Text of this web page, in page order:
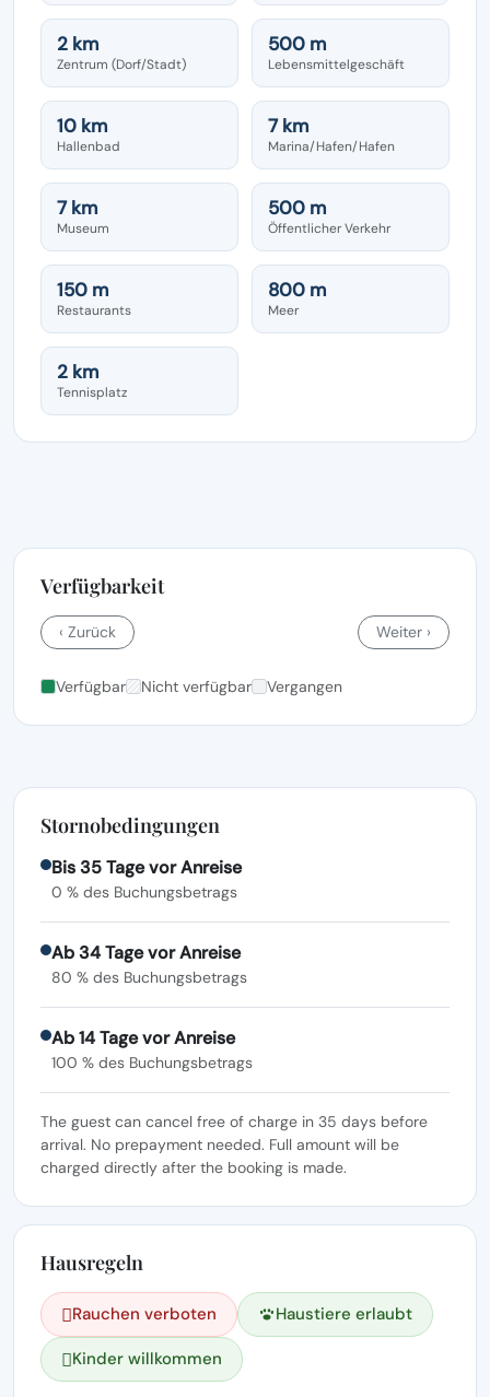
2 km
Zentrum (Dorf/Stadt)
500 m
Lebensmittelgeschäft
10 km
Hallenbad
7 km
Marina/Hafen/Hafen
7 km
Museum
500 m
Öffentlicher Verkehr
150 m
Restaurants
800 m
Meer
2 km
Tennisplatz
Verfügbarkeit
‹ Zurück Weiter ›
Verfügbar Nicht verfügbar Vergangen
Stornobedingungen
Bis 35 Tage vor Anreise
0 % des Buchungsbetrags
Ab 34 Tage vor Anreise
80 % des Buchungsbetrags
Ab 14 Tage vor Anreise
100 % des Buchungsbetrags
The guest can cancel free of charge in 35 days before
arrival. No prepayment needed. Full amount will be
charged directly after the booking is made.
Hausregeln
Rauchen verboten Haustiere erlaubt
Kinder willkommen